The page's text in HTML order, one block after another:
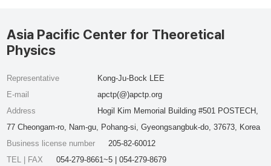
Asia Pacific Center for Theoretical
Physics
Representative
Kong-Ju-Bock LEE
E-mail
apctp(@)apctp.org
Address
Hogil Kim Memorial Building #501 POSTECH,
77 Cheongam-ro, Nam-gu, Pohang-si, Gyeongsangbuk-do, 37673, Korea
Business license number
205-82-60012
TEL | FAX
054-279-8661~5 | 054-279-8679